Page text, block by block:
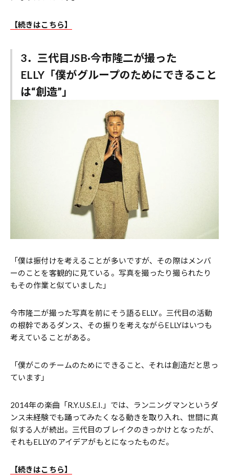
【続きはこちら】
3．三代目JSB·今市隆二が撮った
ELLY「僕がグループのためにできること
は“創造”」
「僕は振付けを考えることが多いですが、その際はメンバ
ーのことを客観的に見ている。写真を撮ったり撮られたり
もその作業と似ていました」
今市隆二が撮った写真を前にそう語るELLY。三代目の活動
の根幹であるダンス、その振りを考えながらELLYはいつも
考えていることがある。
「僕がこのチームのためにできること、それは創造だと思っ
ています」
2014年の楽曲「R.Y.U.S.E.I.」では、ランニングマンというダ
ンス未経験でも踊ってみたくなる動きを取り入れ、世間に真
似する人が続出。三代目のブレイクのきっかけとなったが、
それもELLYのアイデアがもとになったものだ。
【続きはこちら】